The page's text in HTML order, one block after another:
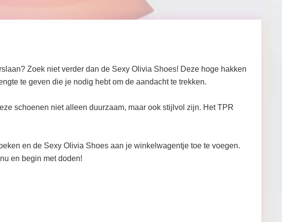
Zoek niet verder dan de Sexy Olivia Shoes! Deze hoge hakken
te geven die je nodig hebt om de aandacht te trekken.
schoenen niet alleen duurzaam, maar ook stijlvol zijn. Het TPR
en de Sexy Olivia Shoes aan je winkelwagentje toe te voegen.
en begin met doden!